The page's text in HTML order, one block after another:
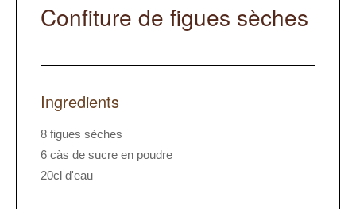
Confiture de figues sèches
Ingredients
8 figues sèches
6 càs de sucre en poudre
20cl d'eau